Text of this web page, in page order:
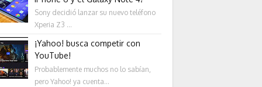
Sony decidió lanzar su nuevo teléfono
Xperia Z3 ...
¡Yahoo! busca competir con
YouTube!
Probablemente muchos no lo sabían,
pero Yahoo! ya cuenta...